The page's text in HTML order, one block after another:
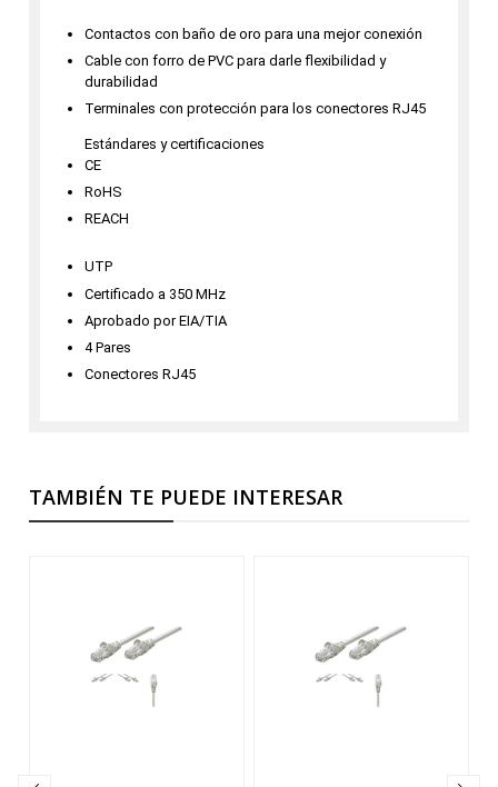
Contactos con baño de oro para una mejor conexión
Cable con forro de PVC para darle flexibilidad y
durabilidad
Terminales con protección para los conectores RJ45
Estándares y certificaciones
CE
RoHS
REACH
UTP
Certificado a 350 MHz
Aprobado por EIA/TIA
4 Pares
Conectores RJ45
TAMBIÉN TE PUEDE INTERESAR